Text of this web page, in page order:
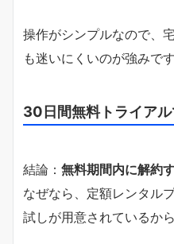
操作がシンプルなので、
も迷いにくいのが強みです
30日間無料トライア
結論： 無料期間内に解約
なぜなら、定額レンタル
試しが用意されているから